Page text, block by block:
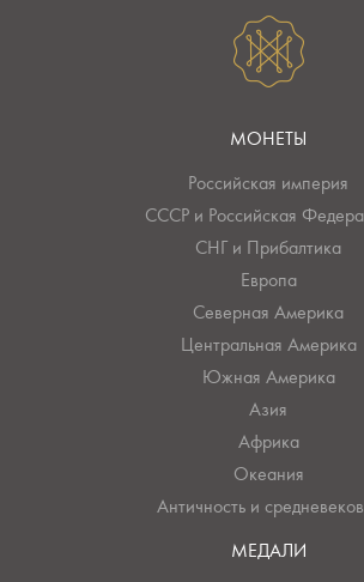
МОНЕТЫ
Российская империя
СССР и Российская
СНГ и Прибалтика
Европа
Северная Америка
Центральная Америка
Южная Америка
Азия
Африка
Океания
Античность и
МЕДАЛИ